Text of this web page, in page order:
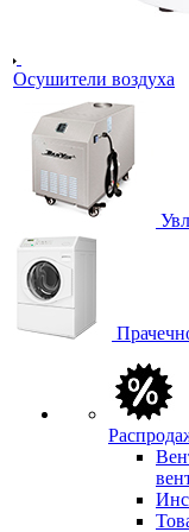
Осушители воздуха